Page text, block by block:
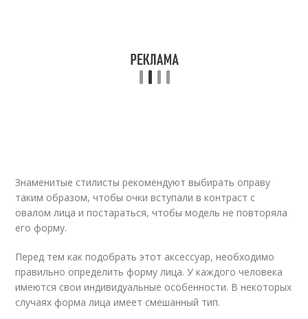
Знаменитые стилисты рекомендуют выбирать оправу
таким образом, чтобы очки вступали в контраст с
овалом лица и постараться, чтобы модель не повторяла
его форму.
Перед тем как подобрать этот аксессуар, необходимо
правильно определить форму лица. У каждого человека
имеются свои индивидуальные особенности. В некоторых
случаях форма лица имеет смешанный тип.